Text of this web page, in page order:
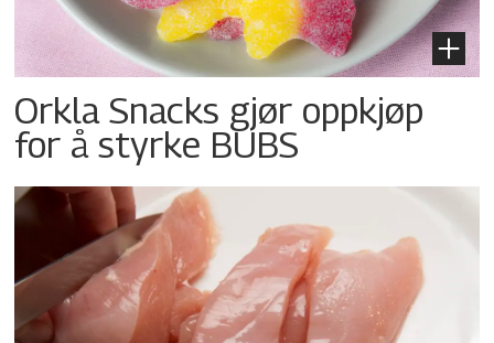
Orkla Snacks gjør oppkjøp
for å styrke BUBS